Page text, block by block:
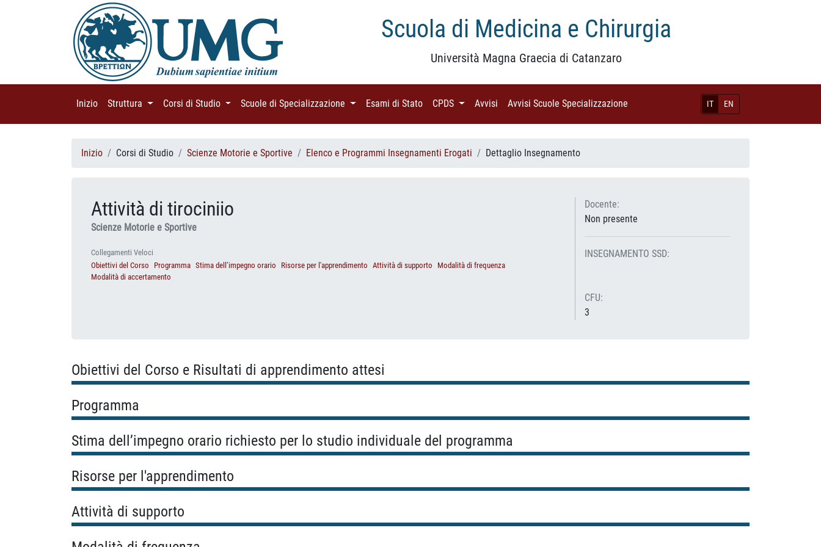
Scuola di Medicina e Chirurgia
Università Magna Graecia di Catanzaro
IT EN
Inizio (current)
Struttura (current)Corsi di Studio (current)Scuole di Specializzazione (current)Esami di Stato (current)
CPDS (current)
Avvisi (current)
Avvisi Scuole Specializzazione
Inizio Corsi di Studio Scienze Motorie e Sportive Elenco e Programmi Insegnamenti Erogati Dettaglio Insegnamento
Attività di tirociniio
Scienze Motorie e Sportive
Collegamenti Veloci
Obiettivi del Corso
Programma Stima dell’impegno orario Risorse per l'apprendimento Attività di supporto
Modalità di frequenza
Modalità di accertamento
Docente:
Non presente
INSEGNAMENTO SSD:
CFU:
3
Obiettivi del Corso e Risultati di apprendimento attesi
Programma
Stima dell’impegno orario richiesto per lo studio individuale del programma
Risorse per l'apprendimento
Attività di supporto